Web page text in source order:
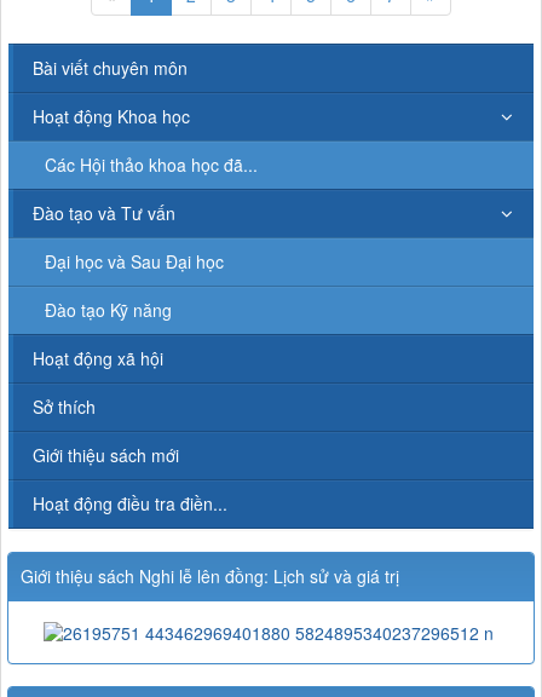
Bài viết chuyên môn
Hoạt động Khoa học
Các Hội thảo khoa học đã...
Đào tạo và Tư vấn
Đại học và Sau Đại học
Đào tạo Kỹ năng
Hoạt động xã hội
Sở thích
Giới thiệu sách mới
Hoạt động điều tra điền...
Giới thiệu sách Nghi lễ lên đồng: Lịch sử và giá trị